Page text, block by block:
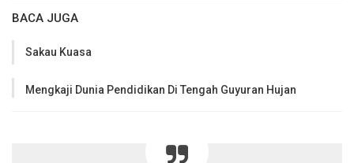
BACA JUGA
Sakau Kuasa
Mengkaji Dunia Pendidikan Di Tengah Guyuran Hujan